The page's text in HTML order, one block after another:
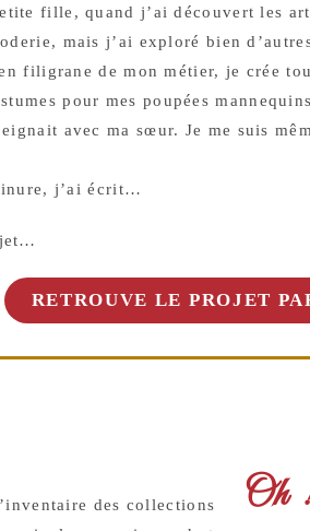
fille, quand j’ai découvert les
mais j’ai exploré bien
filigrane de mon métier, je crée
pour mes poupées
avec ma sœur. Je me suis
j’ai écrit…
RETROUVE LE PROJET
des collections
Oh